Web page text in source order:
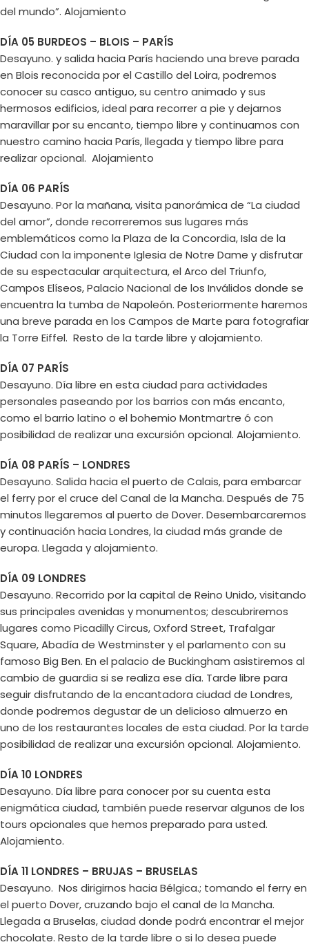
del mundo”. Alojamiento
DÍA 05 BURDEOS – BLOIS – PARÍS
Desayuno. y salida hacia París haciendo una breve parada
en Blois reconocida por el Castillo del Loira, podremos
conocer su casco antiguo, su centro animado y sus
hermosos edificios, ideal para recorrer a pie y dejarnos
maravillar por su encanto, tiempo libre y continuamos con
nuestro camino hacia París, llegada y tiempo libre para
realizar opcional. Alojamiento
DÍA 06 PARÍS
Desayuno. Por la mañana, visita panorámica de “La ciudad
del amor”, donde recorreremos sus lugares más
emblemáticos como la Plaza de la Concordia, Isla de la
Ciudad con la imponente Iglesia de Notre Dame y disfrutar
de su espectacular arquitectura, el Arco del Triunfo,
Campos Elíseos, Palacio Nacional de los Inválidos donde se
encuentra la tumba de Napoleón. Posteriormente haremos
una breve parada en los Campos de Marte para fotografiar
la Torre Eiffel. Resto de la tarde libre y alojamiento.
DÍA 07 PARÍS
Desayuno. Día libre en esta ciudad para actividades
personales paseando por los barrios con más encanto,
como el barrio latino o el bohemio Montmartre ó con
posibilidad de realizar una excursión opcional. Alojamiento.
DÍA 08 PARÍS – LONDRES
Desayuno. Salida hacia el puerto de Calais, para embarcar
el ferry por el cruce del Canal de la Mancha. Después de 75
minutos llegaremos al puerto de Dover. Desembarcaremos
y continuación hacia Londres, la ciudad más grande de
europa. Llegada y alojamiento.
DÍA 09 LONDRES
Desayuno. Recorrido por la capital de Reino Unido, visitando
sus principales avenidas y monumentos; descubriremos
lugares como Picadilly Circus, Oxford Street, Trafalgar
Square, Abadía de Westminster y el parlamento con su
famoso Big Ben. En el palacio de Buckingham asistiremos al
cambio de guardia si se realiza ese día. Tarde libre para
seguir disfrutando de la encantadora ciudad de Londres,
donde podremos degustar de un delicioso almuerzo en
uno de los restaurantes locales de esta ciudad. Por la tarde
posibilidad de realizar una excursión opcional. Alojamiento.
DÍA 10 LONDRES
Desayuno. Día libre para conocer por su cuenta esta
enigmática ciudad, también puede reservar algunos de los
tours opcionales que hemos preparado para usted.
Alojamiento.
DÍA 11 LONDRES – BRUJAS – BRUSELAS
Desayuno. Nos dirigirnos hacia Bélgica.; tomando el ferry en
el puerto Dover, cruzando bajo el canal de la Mancha.
Llegada a Bruselas, ciudad donde podrá encontrar el mejor
chocolate. Resto de la tarde libre o si lo desea puede